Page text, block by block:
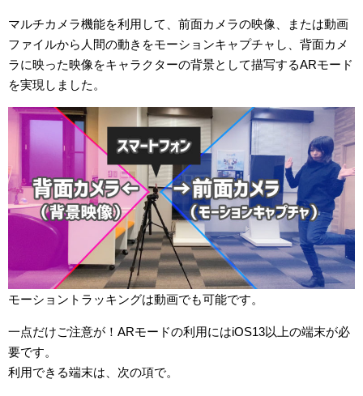
マルチカメラ機能を利用して、前面カメラの映像、または動画
ファイルから人間の動きをモーションキャプチャし、背面カメ
ラに映った映像をキャラクターの背景として描写するARモード
を実現しました。
モーショントラッキングは動画でも可能です。
一点だけご注意が！ARモードの利用にはiOS13以上の端末が必
要です。
利用できる端末は、次の項で。